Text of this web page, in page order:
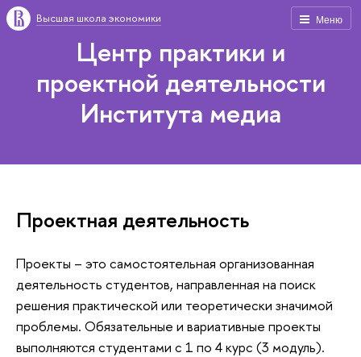
Меню
Высшая школа экономики
Центр практики и
проектной деятельности
Института медиа
Проектная деятельность
Проекты – это самостоятельная организованная
деятельность студентов, направленная на поиск
решения практической или теоретически значимой
проблемы. Обязательные и вариативные проекты
выполняются студентами с 1 по 4 курс (3 модуль).